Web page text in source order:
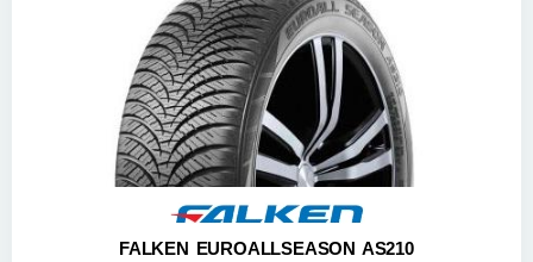
FALKEN EUROALLSEASON AS210